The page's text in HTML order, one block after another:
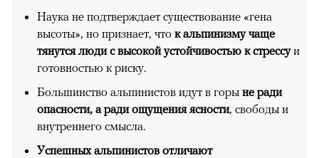
Наука не подтверждает существование «гена
высоты», но признает, что к альпинизму чаще
тянутся люди с высокой устойчивостью к стрессуи
готовностью к риску.
Большинство альпинистов идут в горы не ради
опасности, а ради ощущения ясности, свободы и
внутреннего смысла.
Успешных альпинистов отличают